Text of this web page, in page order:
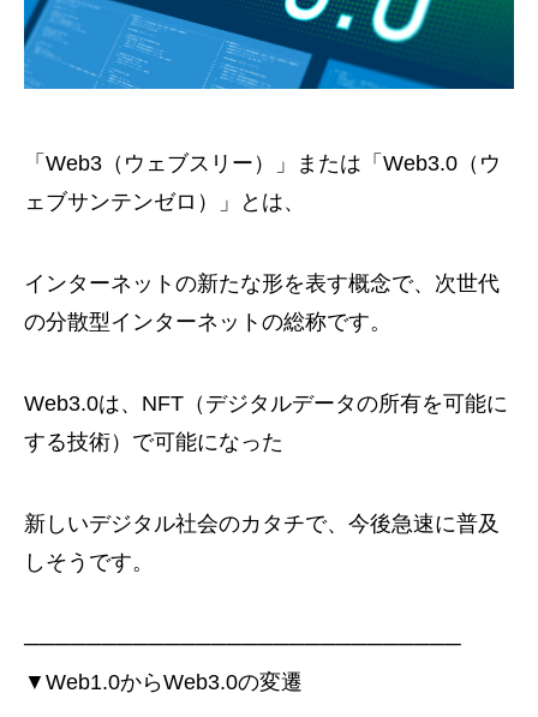
「Web3（ウェブスリー）」または「Web3.0（ウ
ェブサンテンゼロ）」とは、
インターネットの新たな形を表す概念で、次世代
の分散型インターネットの総称です。
Web3.0は、NFT（デジタルデータの所有を可能に
する技術）で可能になった
新しいデジタル社会のカタチで、今後急速に普及
しそうです。
────────────────────────────
▼Web1.0からWeb3.0の変遷